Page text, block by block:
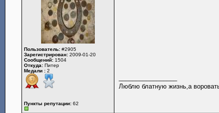
Пользователь: #2905
Зарегистрирован: 2009-01-20
Сообщений: 1504
Откуда: Питер
Медали : 2
Пункты репутации: 62
Люблю блатную жизнь,а